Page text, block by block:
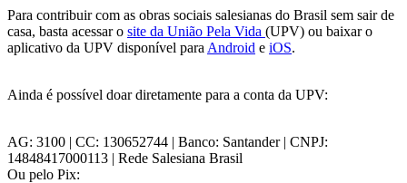
Para contribuir com as obras sociais salesianas do Brasil sem sair de
casa, basta acessar o site da União Pela Vida (UPV) ou baixar o
aplicativo da UPV disponível para Android e iOS.
Ainda é possível doar diretamente para a conta da UPV:
AG: 3100 | CC: 130652744 | Banco: Santander | CNPJ:
14848417000113 | Rede Salesiana Brasil
Ou pelo Pix: